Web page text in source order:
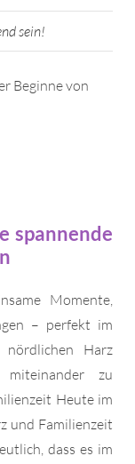
sein!
Beginne von
spannende
Momente,
– perfekt im
Harz
zu
Heute im
und Familienzeit
dass es im